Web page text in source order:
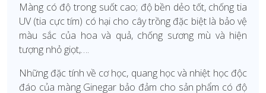
Màng có độ trong suốt cao; độ bền dẻo tốt, chống tia
UV (tia cực tím) có hại cho cây trồng đặc biệt là bảo vệ
màu sắc của hoa và quả, chống sương mù và hiện
tượng nhỏ giọt,….
Những đặc tính về cơ học, quang học và nhiệt học độc
đáo của màng Ginegar bảo đảm cho sản phẩm có độ